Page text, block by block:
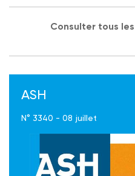
Consulter tous
ASH
N° 3340 - 08 juillet